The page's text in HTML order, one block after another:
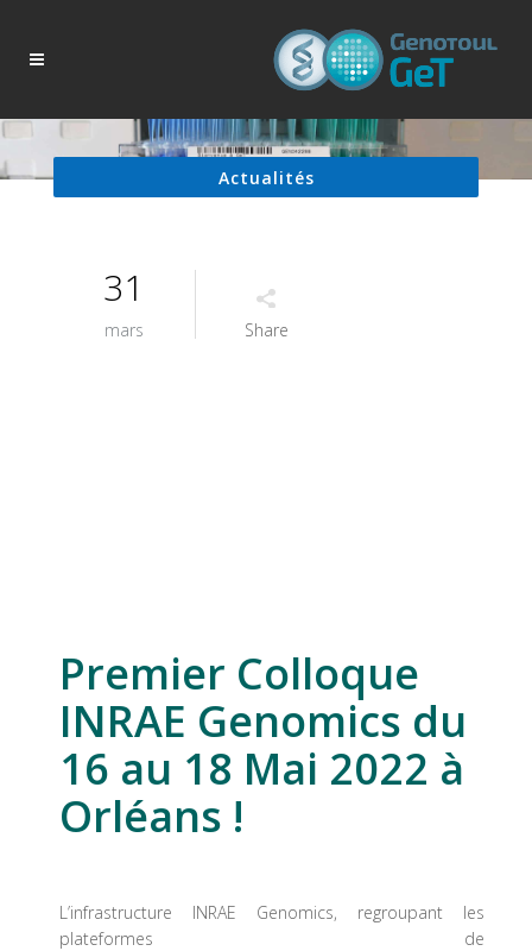
Actualités
31
mars Share
Premier Colloque
INRAE Genomics du
16 au 18 Mai 2022 à
Orléans !
L’infrastructure INRAE Genomics, regroupant les
plateformes de